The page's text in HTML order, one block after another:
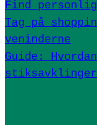
Find
Tag på
veninderne
Guide:
stiksavklinger